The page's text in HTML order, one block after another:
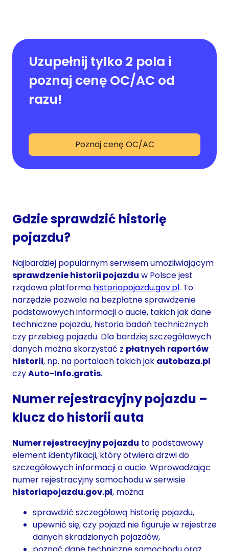
Uzupełnij tylko 2 pola i
poznaj cenę OC/AC od
razu!
Poznaj cenę OC/AC
Gdzie sprawdzić historię
pojazdu?
Najbardziej popularnym serwisem umożliwiającym
sprawdzenie historii pojazdu w Polsce jest
rządowa platforma historiapojazdu.gov.pl. To
narzędzie pozwala na bezpłatne sprawdzenie
podstawowych informacji o aucie, takich jak dane
techniczne pojazdu, historia badań technicznych
czy przebieg pojazdu. Dla bardziej szczegółowych
danych można skorzystać z płatnych raportów
historii, np. na portalach takich jak autobaza.pl
czyAuto-Info.gratis.
Numer rejestracyjny pojazdu –
klucz do historii auta
Numer rejestracyjny pojazdu to podstawowy
element identyfikacji, który otwiera drzwi do
szczegółowych informacji o aucie. Wprowadzając
numer rejestracyjny samochodu w serwisie
historiapojazdu.gov.pl, można:
sprawdzić szczegółową historię pojazdu,
upewnić się, czy pojazd nie figuruje w rejestrze
danych skradzionych pojazdów,